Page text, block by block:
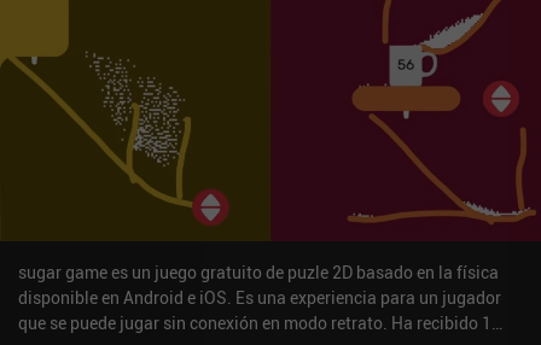
sugar game es un juego gratuito de puzle 2D basado en la física
disponible en Android e iOS. Es una experiencia para un jugador
que se puede jugar sin conexión en modo retrato. Ha recibido 1